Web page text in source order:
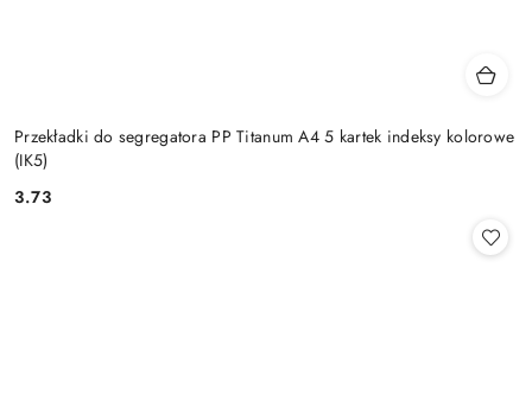
Przekładki do segregatora PP Titanum A4 5 kartek indeksy kolorowe
(IK5)
Cena:
3.73